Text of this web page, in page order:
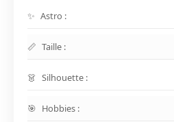
Astro :
Taille :
Silhouette :
Hobbies :